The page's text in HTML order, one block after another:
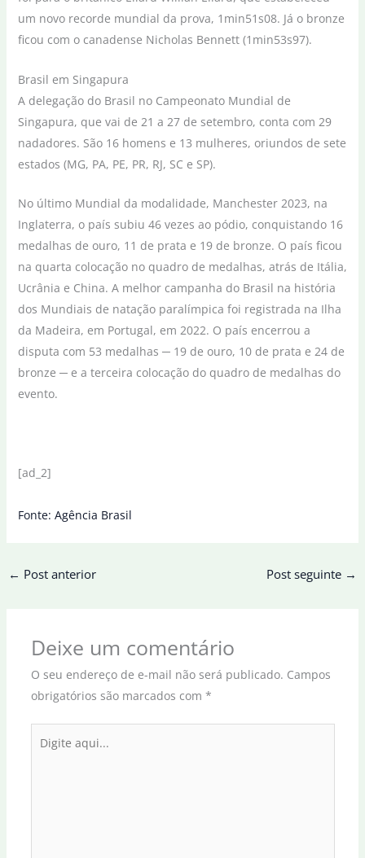
um novo recorde mundial da prova, 1min51s08. Já o bronze
ficou com o canadense Nicholas Bennett (1min53s97).
Brasil em Singapura
A delegação do Brasil no Campeonato Mundial de
Singapura, que vai de 21 a 27 de setembro, conta com 29
nadadores. São 16 homens e 13 mulheres, oriundos de sete
estados (MG, PA, PE, PR, RJ, SC e SP).
No último Mundial da modalidade, Manchester 2023, na
Inglaterra, o país subiu 46 vezes ao pódio, conquistando 16
medalhas de ouro, 11 de prata e 19 de bronze. O país ficou
na quarta colocação no quadro de medalhas, atrás de Itália,
Ucrânia e China. A melhor campanha do Brasil na história
dos Mundiais de natação paralímpica foi registrada na Ilha
da Madeira, em Portugal, em 2022. O país encerrou a
disputa com 53 medalhas ─ 19 de ouro, 10 de prata e 24 de
bronze ─ e a terceira colocação do quadro de medalhas do
evento.
[ad_2]
Fonte: Agência Brasil
← Post anterior Post seguinte →
Deixe um comentário
O seu endereço de e-mail não será publicado. Campos
obrigatórios são marcados com *
aqui...